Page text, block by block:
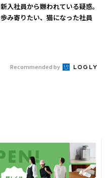
新入社員から嫌われている疑惑。
歩み寄りたい、猫になった社員
Recommended by